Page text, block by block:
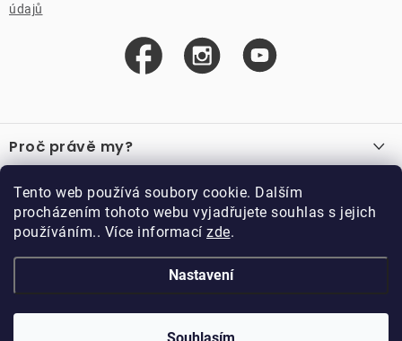
Tento web používá soubory cookie. Dalším
procházením tohoto webu vyjadřujete souhlas s jejich
používáním.. Více informací zde.
Nastavení
údajů
á
p
a
Proč právě my?
Recenze
Důležité odkazy
Velkoobchod
Vzorková prodejna
Kariéra
Blog
O nákupu
Obchodní podmínky
Podmínky věrnostního programu
Doppler CZ spol. s.r.o.,
DOPPLER CZ spol. s r.o.. Všechna práva vyhrazena.